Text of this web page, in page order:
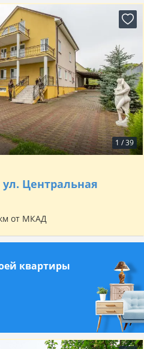
1 /39
Центральная
от МКАД
квартиры